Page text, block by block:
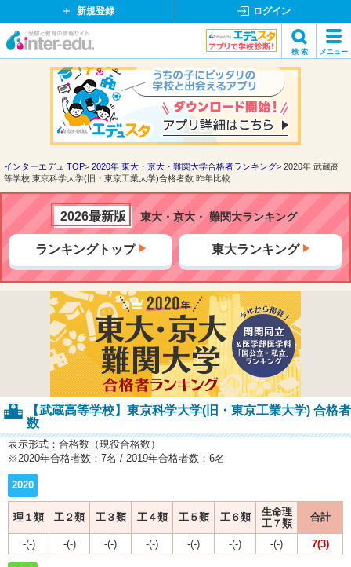
新規登録 ログイン
イ
ド
ッ
ト
検 索 メニュー
検索
インターエデュ TOP 2020年 東大・京大・難関大学合格者ランキング
2020年 武蔵高
等学校 東京科学大学(旧・東京工業大学)合格者数 昨年比較
2026最新版 東大・京大・ 難関大ランキング
ランキングトップ 東大ランキング
【武蔵高等学校】東京科学大学(旧・東京工業大学) 合格者
数
表示形式：合格数（現役合格数）
※2020年合格者数：7名 / 2019年合格者数：6名
2020
理１類 工２類 工３類 工４類 工５類 工６類
生命理
工７類
合計
-(-) -(-) -(-) -(-) -(-) -(-) -(-) 7(3)